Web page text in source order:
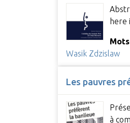
here
Wasik Zdzislaw
Les pauvres
à